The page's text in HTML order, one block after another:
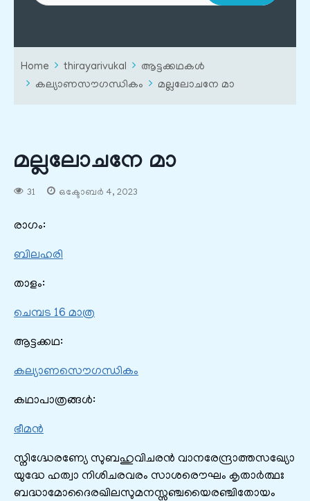
Home thirayarivukal
ആട്ടക്കഥകൾ
കല്യാണസൗഗന്ധികം
മല്ലലോചനേ മാ
മല്ലലോചനേ മാ
31 ഒക്ടോബർ 4, 2023
രാഗം:
ബിലഹരി
താളം:
ചെമ്പട 16 മാത്ര
ആട്ടക്കഥ:
കല്യാണസൌഗന്ധികം
കഥാപാത്രങ്ങൾ:
ഭീമൻ
സ്നിഗ്ദ്ധേരണ്യേ സുബഹുവിചരന്‍ വാനരേന്ദ്രാത്തസഖ്യോ
യുദ്ധേ ഹത്വാ നിശിചരവരം സാശരൌഘം കൃതാര്‍ത്ഥഃ
ബദ്ധാമോദൈരഖിലസുമനസ്സഞ്ചയൈരഞ്ചിതോയം